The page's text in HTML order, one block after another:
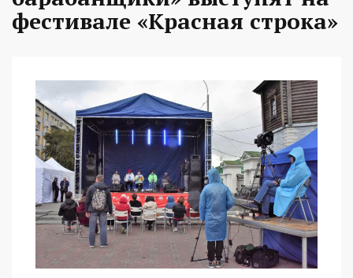
фестивале «Красная строка»